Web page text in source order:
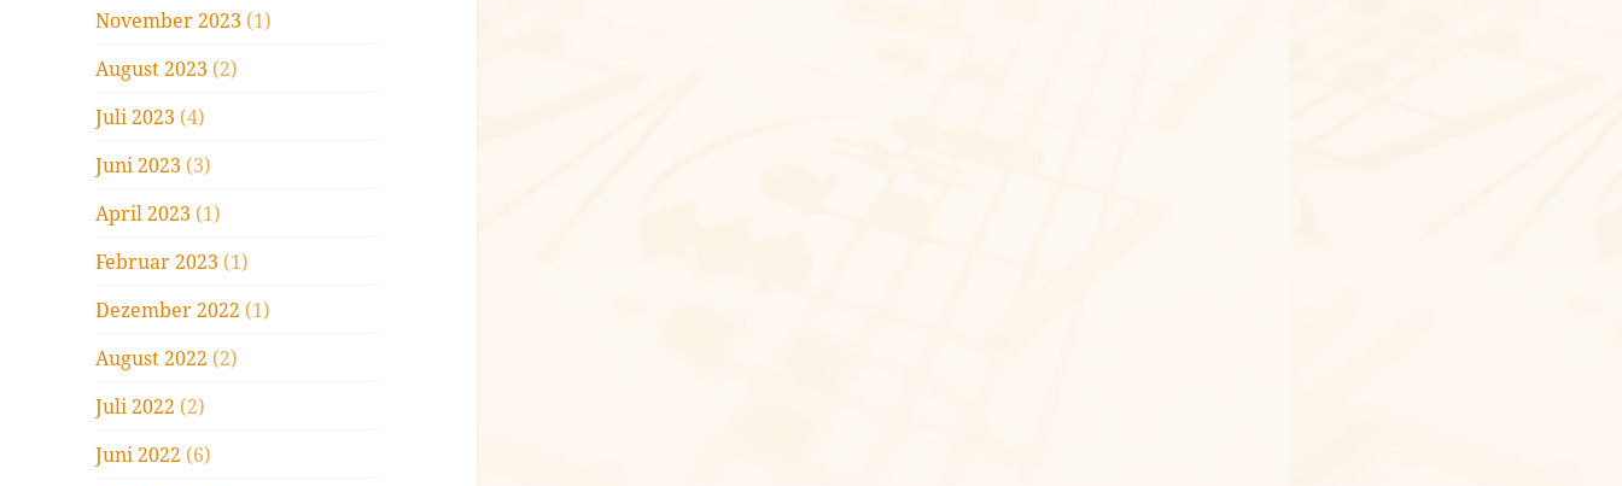
November 2023 (1)
August 2023 (2)
Juli 2023 (4)
Juni 2023 (3)
April 2023 (1)
Februar 2023 (1)
Dezember 2022 (1)
August 2022 (2)
Juli 2022 (2)
Juni 2022 (6)